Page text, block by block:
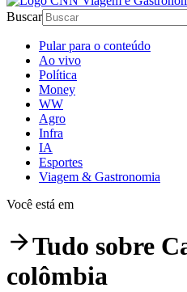
Buscar
Pular para o conteúdo
Ao vivo
Política
Money
WW
Agro
Infra
IA
Esportes
Viagem & Gastronomia
Você está em
Tudo sobre
colômbia